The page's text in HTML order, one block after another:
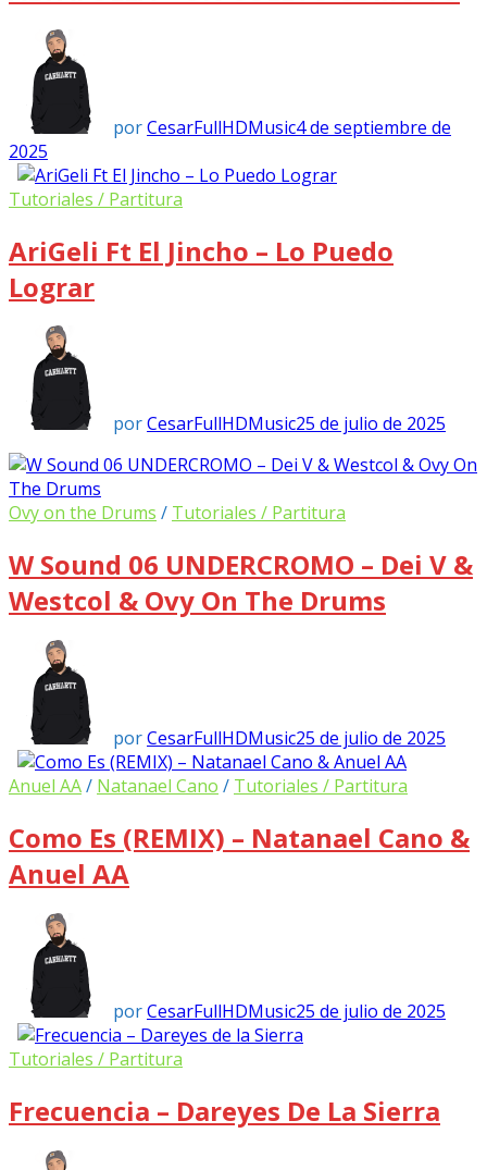
porCesarFullHDMusic4 de septiembre de
2025
Tutoriales / Partitura
AriGeli Ft El Jincho – Lo Puedo
Lograr
porCesarFullHDMusic25 de julio de 2025
Ovy on the Drums / Tutoriales / Partitura
W Sound 06 UNDERCROMO – Dei V &
Westcol & Ovy On The Drums
porCesarFullHDMusic25 de julio de 2025
Anuel AA/ Natanael Cano / Tutoriales / Partitura
Como Es (REMIX) – Natanael Cano &
Anuel AA
porCesarFullHDMusic25 de julio de 2025
Tutoriales / Partitura
Frecuencia – Dareyes De La Sierra